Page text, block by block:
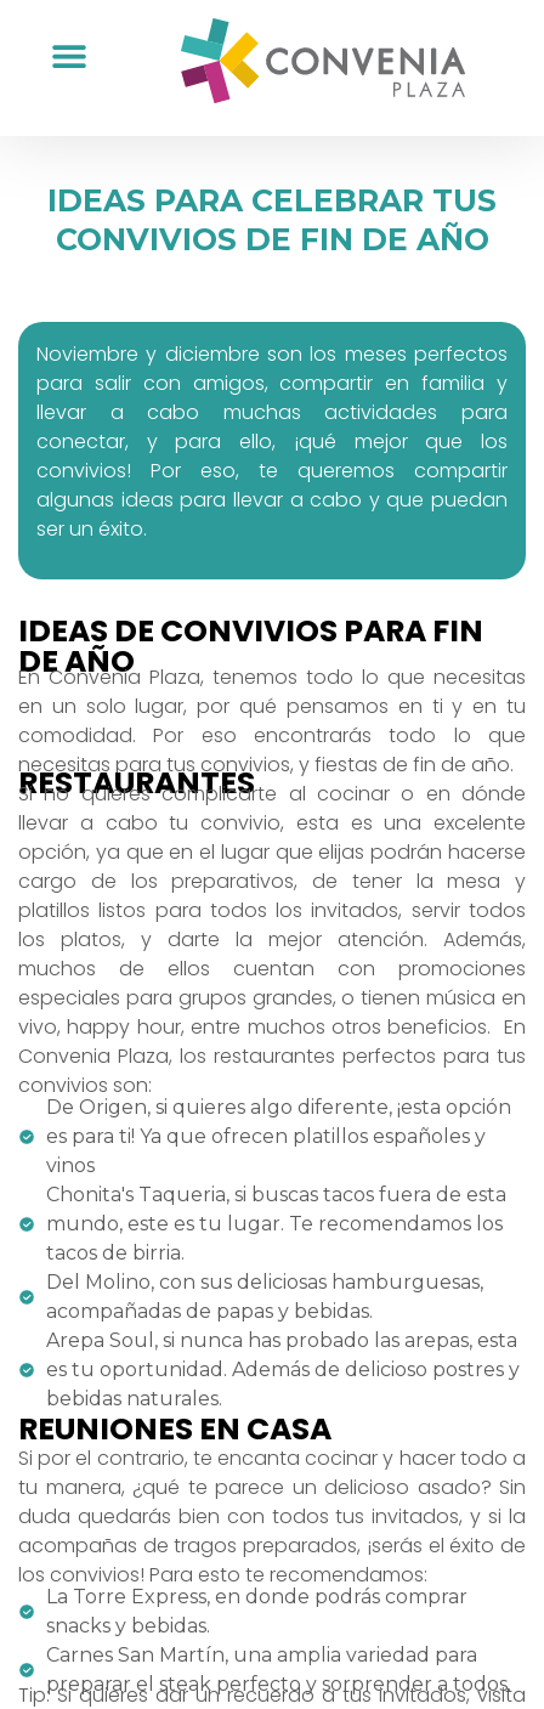
IDEAS PARA CELEBRAR TUS
CONVIVIOS DE FIN DE AÑO
Noviembre y diciembre son los meses perfectos
para salir con amigos, compartir en familia y
llevar a cabo muchas actividades para
conectar, y para ello, ¡qué mejor que los
convivios! Por eso, te queremos compartir
algunas ideas para llevar a cabo y que puedan
ser un éxito.
IDEAS DE CONVIVIOS PARA FIN
DE AÑO
En Convenia Plaza, tenemos todo lo que necesitas
en un solo lugar, por qué pensamos en ti y en tu
comodidad. Por eso encontrarás todo lo que
necesitas para tus convivios, y fiestas de fin de año.
RESTAURANTES
Si no quieres complicarte al cocinar o en dónde
llevar a cabo tu convivio, esta es una excelente
opción, ya que en el lugar que elijas podrán hacerse
cargo de los preparativos, de tener la mesa y
platillos listos para todos los invitados, servir todos
los platos, y darte la mejor atención. Además,
muchos de ellos cuentan con promociones
especiales para grupos grandes, o tienen música en
vivo, happy hour, entre muchos otros beneficios. En
Convenia Plaza, los restaurantes perfectos para tus
convivios son:
De Origen, si quieres algo diferente, ¡esta opción
es para ti! Ya que ofrecen platillos españoles y
vinos
Chonita's Taqueria, si buscas tacos fuera de esta
mundo, este es tu lugar. Te recomendamos los
tacos de birria.
Del Molino, con sus deliciosas hamburguesas,
acompañadas de papas y bebidas.
Arepa Soul, si nunca has probado las arepas, esta
es tu oportunidad. Además de delicioso postres y
bebidas naturales.
REUNIONES EN CASA
Si por el contrario, te encanta cocinar y hacer todo a
tu manera, ¿qué te parece un delicioso asado? Sin
duda quedarás bien con todos tus invitados, y si la
acompañas de tragos preparados, ¡serás el éxito de
los convivios! Para esto te recomendamos:
La Torre Express, en donde podrás comprar
snacks y bebidas.
Carnes San Martín, una amplia variedad para
preparar el steak perfecto y sorprender a todos.
Tip: Si quieres dar un recuerdo a tus invitados, visita